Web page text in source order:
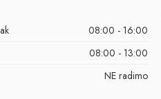
08:00 - 16:00
08:00 - 13:00
NE radimo